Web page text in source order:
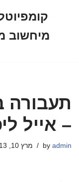
מיחשוב
– אייל
by admin מרץ 10, 2013